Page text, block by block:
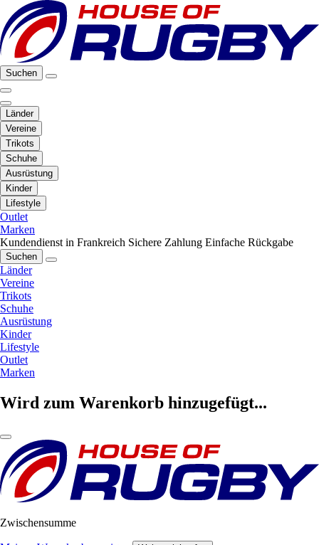
Suchen
Länder
Vereine
Trikots
Schuhe
Ausrüstung
Kinder
Lifestyle
Outlet
Marken
Kundendienst in Frankreich Sichere Zahlung Einfache Rückgabe
Suchen
Länder
Vereine
Trikots
Schuhe
Ausrüstung
Kinder
Lifestyle
Outlet
Marken
Wird zum Warenkorb hinzugefügt...
Zwischensumme